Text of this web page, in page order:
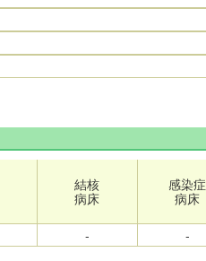
結核
病床
感染症
病床
- -